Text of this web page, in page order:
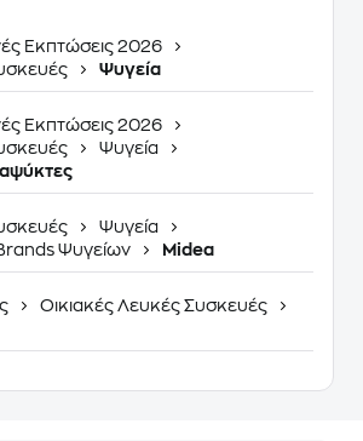
Εκπτώσεις 2026
Ψυγεία
Εκπτώσεις 2026
Ψυγεία
Ψυγεία
Ψυγείων
Midea
Οικιακές Λευκές Συσκευές